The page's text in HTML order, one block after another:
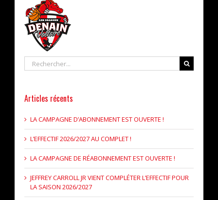
Rechercher
Articles récents
LA CAMPAGNE D’ABONNEMENT EST OUVERTE !
L’EFFECTIF 2026/2027 AU COMPLET !
LA CAMPAGNE DE RÉABONNEMENT EST OUVERTE !
JEFFREY CARROLL JR VIENT COMPLÉTER L’EFFECTIF POUR
LA SAISON 2026/2027